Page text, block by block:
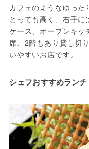
カフェのようなゆっ
とっても高く、右手
ケース、オープンキ
席、2階もあり貸し切
いやすいお店です。
シェフおすすめランチ